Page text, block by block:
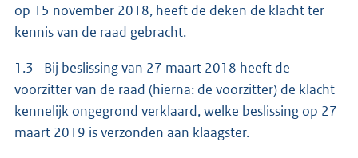
op 15 november 2018, heeft de deken de klacht ter
kennis van de raad gebracht.
1.3 Bij beslissing van 27 maart 2018 heeft de
voorzitter van de raad (hierna: de voorzitter) de klacht
kennelijk ongegrond verklaard, welke beslissing op 27
maart 2019 is verzonden aan klaagster.